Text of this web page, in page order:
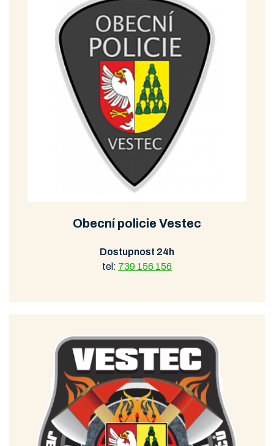
Obecní policie Vestec
Dostupnost 24h
tel: 739 156 156